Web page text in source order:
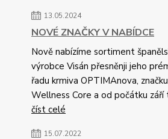
13.05.2024
NOVÉ ZNAČKY V NABÍDCE
Nově nabízíme sortiment
výrobce Visán přesněnji jeho
řadu krmiva OPTIMAnova,
Wellness Core a od počátku září
číst celé
15.07.2022